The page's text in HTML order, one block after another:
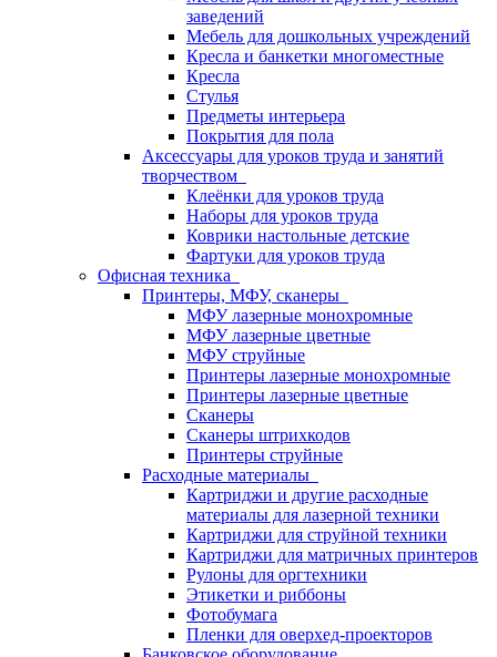
заведений
Мебель для дошкольных учреждений
Кресла и банкетки многоместные
Кресла
Стулья
Предметы интерьера
Покрытия для пола
Аксессуары для уроков труда и занятий
творчеством
Клеёнки для уроков труда
Наборы для уроков труда
Коврики настольные детские
Фартуки для уроков труда
Офисная техника
Принтеры, МФУ, сканеры
МФУ лазерные монохромные
МФУ лазерные цветные
МФУ струйные
Принтеры лазерные монохромные
Принтеры лазерные цветные
Сканеры
Сканеры штрихкодов
Принтеры струйные
Расходные материалы
Картриджи и другие расходные
материалы для лазерной техники
Картриджи для струйной техники
Картриджи для матричных принтеров
Рулоны для оргтехники
Этикетки и риббоны
Фотобумага
Пленки для оверхед-проекторов